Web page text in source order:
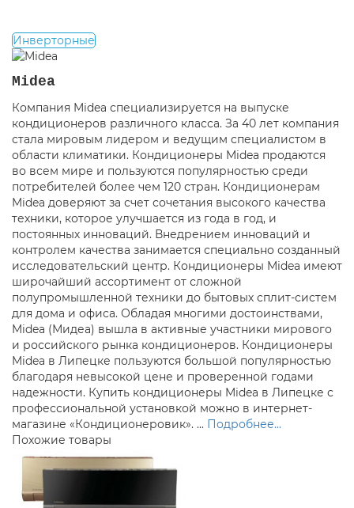
Инверторные
Midea
Компания Midea специализируется на выпуске
кондиционеров различного класса. За 40 лет компания
стала мировым лидером и ведущим специалистом в
области климатики. Кондиционеры Midea продаются
во всем мире и пользуются популярностью среди
потребителей более чем 120 стран. Кондиционерам
Midea доверяют за счет сочетания высокого качества
техники, которое улучшается из года в год, и
постоянных инноваций. Внедрением инноваций и
контролем качества занимается специально созданный
исследовательский центр. Кондиционеры Midea имеют
широчайший ассортимент от сложной
полупромышленной техники до бытовых сплит-систем
для дома и офиса. Обладая многими достоинствами,
Midea (Мидеа) вышла в активные участники мирового
и российского рынка кондиционеров. Кондиционеры
Midea в Липецке пользуются большой популярностью
благодаря невысокой цене и проверенной годами
надежности. Купить кондиционеры Midea в Липецке с
профессиональной установкой можно в интернет-
магазине «Кондиционеровик». ... Подробнее...
Похожие товары